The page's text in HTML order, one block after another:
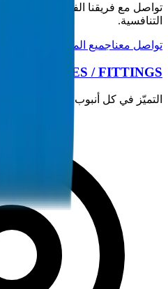
تواصل مع فريقنا الفني للحصول
التنافسية.
تواصل معناجميع المنتجات
PIPES / FITTINGS
التميّز في كل أنبوب